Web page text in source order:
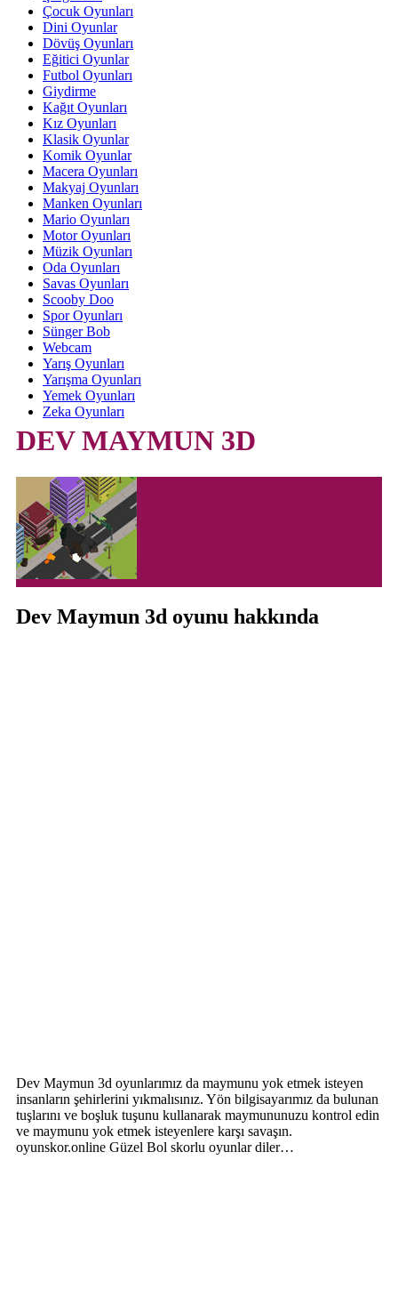
Çocuk Oyunları
Dini Oyunlar
Dövüş Oyunları
Eğitici Oyunlar
Futbol Oyunları
Giydirme
Kağıt Oyunları
Kız Oyunları
Klasik Oyunlar
Komik Oyunlar
Macera Oyunları
Makyaj Oyunları
Manken Oyunları
Mario Oyunları
Motor Oyunları
Müzik Oyunları
Oda Oyunları
Savas Oyunları
Scooby Doo
Spor Oyunları
Sünger Bob
Webcam
Yarış Oyunları
Yarışma Oyunları
Yemek Oyunları
Zeka Oyunları
DEV MAYMUN 3D
Dev Maymun 3d oyunu hakkında
Dev Maymun 3d oyunlarımız da maymunu yok etmek isteyen
insanların şehirlerini yıkmalısınız. Yön bilgisayarımız da bulunan
tuşlarını ve boşluk tuşunu kullanarak maymununuzu kontrol edin
ve maymunu yok etmek isteyenlere karşı savaşın.
oyunskor.online Güzel Bol skorlu oyunlar diler…